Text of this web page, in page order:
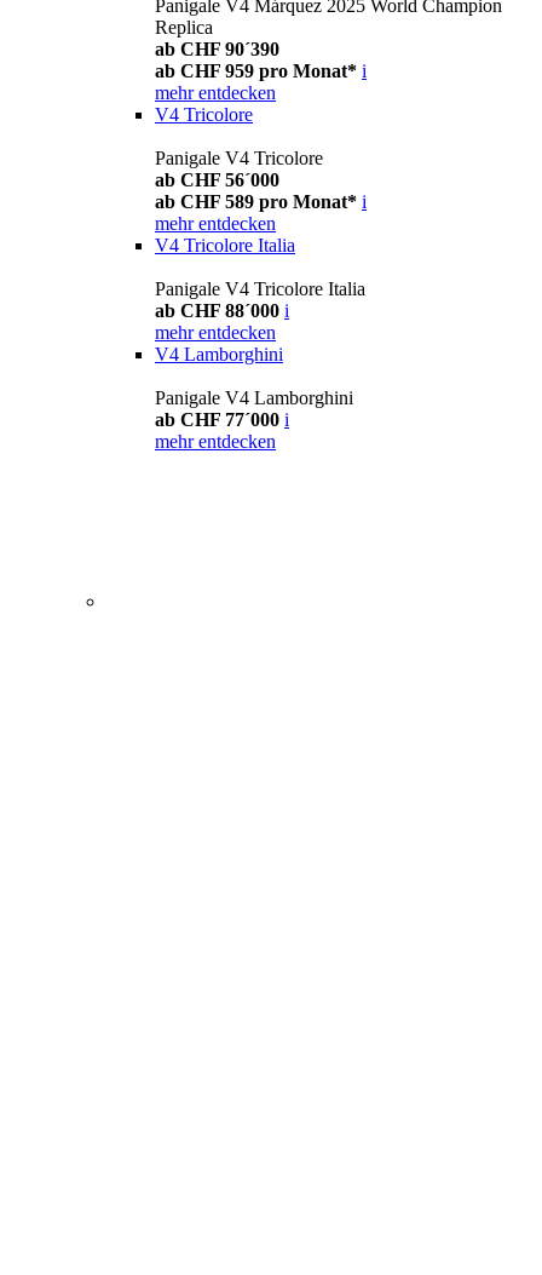
Panigale V4 Márquez 2025 World Champion
Replica
ab CHF 90´390
ab CHF 959 pro Monat* i
mehr entdecken
V4 Tricolore
Panigale V4 Tricolore
ab CHF 56´000
ab CHF 589 pro Monat* i
mehr entdecken
V4 Tricolore Italia
Panigale V4 Tricolore Italia
ab CHF 88´000 i
mehr entdecken
V4 Lamborghini
Panigale V4 Lamborghini
ab CHF 77´000 i
mehr entdecken